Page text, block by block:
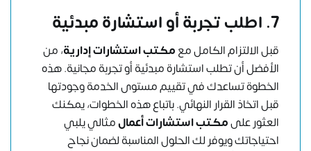
7. اطلب تجربة أو استشارة مبدئية
قبل الالتزام الكامل معمكتب استشارات إدارية، من
الأفضل أن تطلب استشارة مبدئية أو تجربة مجانية. هذه
الخطوة تساعدك في تقييم مستوى الخدمة وجودتها
قبل اتخاذ القرار النهائي. باتباع هذه الخطوات، يمكنك
العثور علىمكتب استشارات أعمالمثالي يلبي
احتياجاتك ويوفر لك الحلول المناسبة لضمان نجاح